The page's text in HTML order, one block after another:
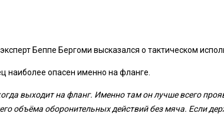
Беппе Бергоми высказался о тактическом
наиболее опасен именно на фланге.
выходит на фланг. Именно там он лучше всего
объёма оборонительных действий без мяча. Если